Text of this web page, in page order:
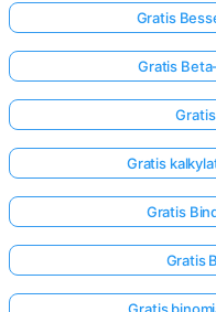
Gratis
Gratis
Gratis
Gratis
Gratis
Gratis